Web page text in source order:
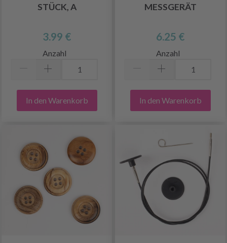
TÜCK, A
3.99 €
Anzahl
In den Warenkorb
MESSGERÄT
6.25 €
Anzahl
In den Warenkorb